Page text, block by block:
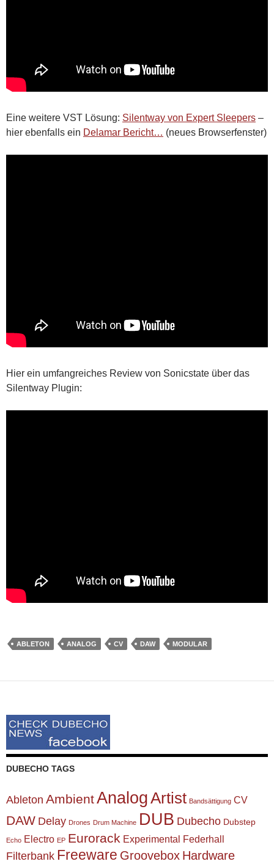
Eine weitere VST Lösung: Silentway von Expert Sleepers –
hier ebenfalls ein Delamar Bericht… (neues Browserfenster)
Hier ein umfangreiches Review von Sonicstate über das
Silentway Plugin:
ABLETON ANALOG CV DAW MODULAR
DUBECHO TAGS
Ableton AmbientAnalogArtist Bandsättigung CV
DAW Delay Drones Drum Machine DUB Dubecho Dubstep
Echo Electro EP Eurorack Experimental Federhall
Filterbank Freeware Groovebox Hardware